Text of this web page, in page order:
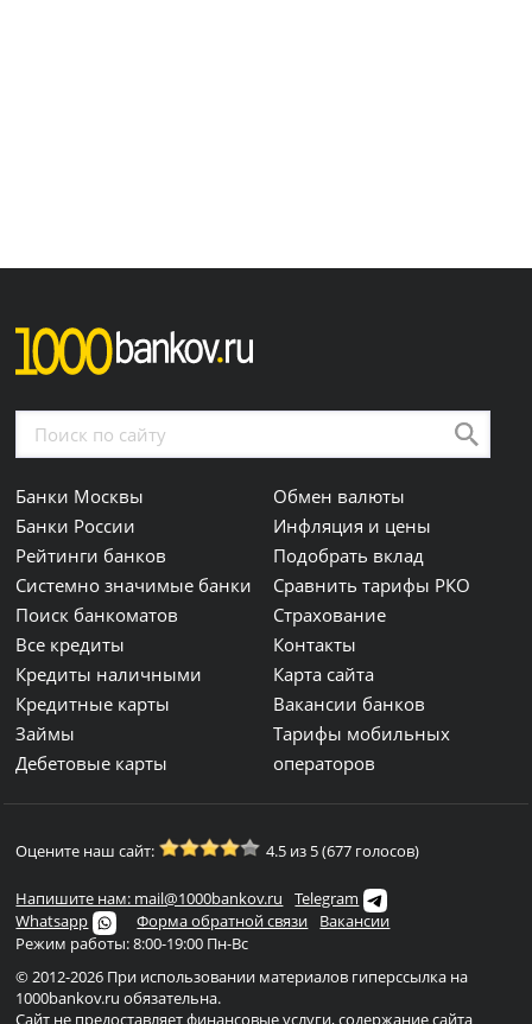
Банки Москвы
Банки России
Рейтинги банков
Системно значимые банки
Поиск банкоматов
Все кредиты
Кредиты наличными
Кредитные карты
Займы
Дебетовые карты
Обмен валюты
Инфляция и цены
Подобрать вклад
Сравнить тарифы РКО
Страхование
Контакты
Карта сайта
Вакансии банков
Тарифы мобильных
операторов
Оцените наш сайт: 4.5 из 5 (677 голосов)
Напишите нам: mail@1000bankov.ru
Telegram
Whatsapp
Форма обратной связи
Вакансии
Режим работы: 8:00-19:00 Пн-Вс
© 2012-2026 При использовании материалов гиперссылка на
1000bankov.ru обязательна.
Сайт не предоставляет финансовые услуги, содержание сайта